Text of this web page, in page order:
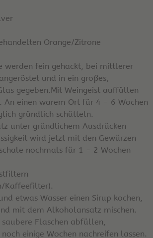
Orange/Zitrone
werden fein gehackt, bei mittlerer
und in ein großes,
gegeben.Mit Weingeist auffüllen
An einen warem Ort für 4 - 6 Wochen
gründlich schütteln.
unter gründlichem Ausdrücken
wird jetzt mit den Gewürzen
nochmals für 1 - 2 Wochen
Kaffeefilter).
etwas Wasser einen Sirup kochen,
mit dem Alkoholansatz mischen.
Flaschen abfüllen,
einige Wochen nachreifen lassen.